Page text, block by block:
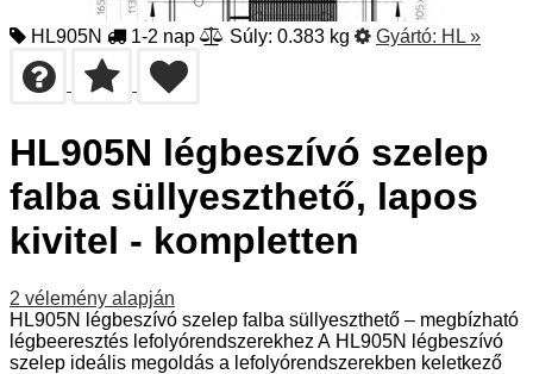
HL905N 1-2 nap Súly: 0.383 kg Gyártó: HL »
HL905N légbeszívó szelep
falba süllyeszthető, lapos
kivitel - kompletten
2 vélemény alapján
HL905N légbeszívó szelep falba süllyeszthető – megbízható
légbeeresztés lefolyórendszerekhez A HL905N légbeszívó
szelep ideális megoldás a lefolyórendszerekben keletkező